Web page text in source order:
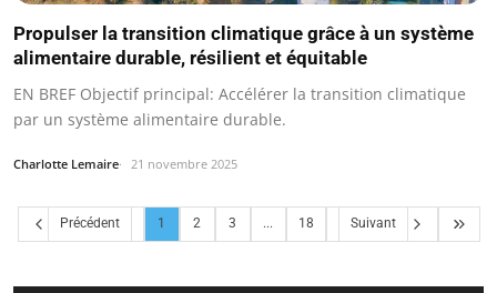
Propulser la transition climatique grâce à un système
alimentaire durable, résilient et équitable
EN BREF Objectif principal: Accélérer la transition climatique
par un système alimentaire durable.
Charlotte Lemaire 21 novembre 2025
Précédent 1 2 3 ... 18 Suivant